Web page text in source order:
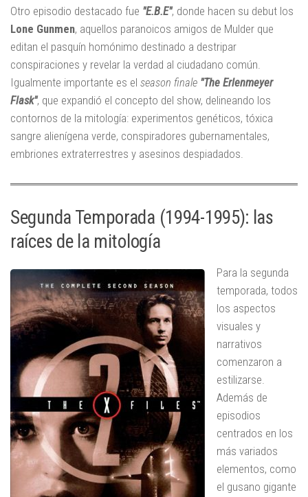
Otro episodio destacado fue "E.B.E", donde hacen su debut los
Lone Gunmen, aquellos paranoicos amigos de Mulder que
editan el pasquín homónimo destinado a destripar
conspiraciones y revelar la verdad al ciudadano común.
Igualmente importante es el season finale "The Erlenmeyer
Flask", que expandió el concepto del show, delineando los
contornos de la mitología: experimentos genéticos, tóxica
sangre alienígena verde, conspiradores gubernamentales,
embriones extraterrestres y asesinos despiadados.
Segunda Temporada (1994-1995): las
raíces de la mitología
Para la segunda
temporada, todos
los aspectos
visuales y
narrativos
comenzaron a
estilizarse.
Además de
episodios
centrados en los
más variados
elementos, como
el gusano gigante